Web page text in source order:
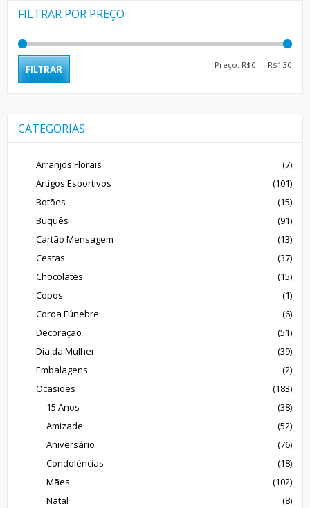
FILTRAR POR PREÇO
FILTRAR Preço: R$0 — R$130
CATEGORIAS
Arranjos Florais
(7)
Artigos Esportivos
(101)
Botões
(15)
Buquês
(91)
Cartão Mensagem
(13)
Cestas
(37)
Chocolates
(15)
Copos
(1)
Coroa Fúnebre
(6)
Decoração
(51)
Dia da Mulher
(39)
Embalagens
(2)
Ocasiões
(183)
15 Anos
(38)
Amizade
(52)
Aniversário
(76)
Condolências
(18)
Mães
(102)
Natal
(8)